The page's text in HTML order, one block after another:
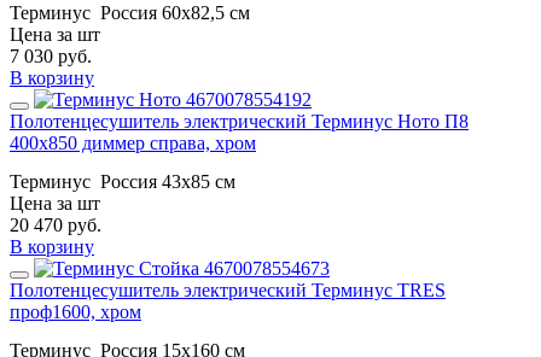
Терминус Россия 60x82,5 см
Цена за шт
7 030 руб.
В корзину
Полотенцесушитель электрический Терминус Ното П8
400х850 диммер справа, хром
Терминус Россия 43х85 см
Цена за шт
20 470 руб.
В корзину
Полотенцесушитель электрический Терминус TRES
проф1600, хром
Терминус Россия 15х160 см